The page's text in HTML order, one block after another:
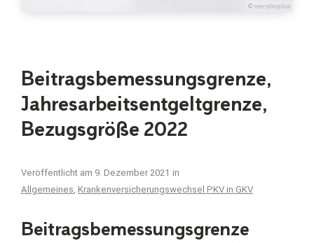
© everydayplus
Beitragsbemessungsgrenze,
Jahresarbeitsentgeltgrenze,
Bezugsgröße 2022
Veröffentlicht am 9. Dezember 2021 in
Allgemeines, Krankenversicherungswechsel PKV in GKV
Beitragsbemessungsgrenze